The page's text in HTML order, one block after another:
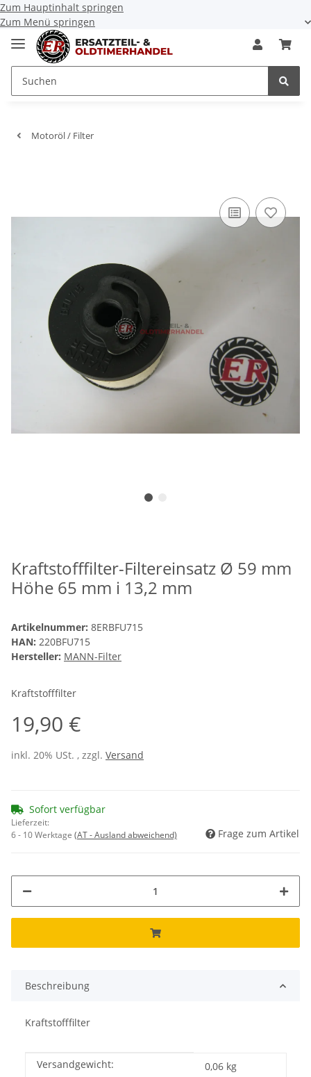
Zum Hauptinhalt springen
Zum Menü springen
Motoröl / Filter
Kraftstofffilter-Filtereinsatz Ø 59 mm
Höhe 65 mm i 13,2 mm
Artikelnummer: 8ERBFU715
HAN: 220BFU715
Hersteller: MANN-Filter
Kraftstofffilter
19,90 €
inkl. 20% USt. , zzgl. Versand
Sofort verfügbar
Lieferzeit:
6 - 10 Werktage (AT - Ausland abweichend) Frage zum Artikel
Beschreibung
Kraftstofffilter
Produkteigenschaft
Wert
Versandgewicht: 0,06 kg